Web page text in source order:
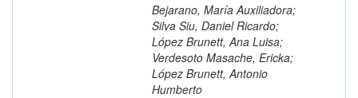
Bejarano, María Auxiliadora;
Silva Siu, Daniel Ricardo;
López Brunett, Ana Luisa;
Verdesoto Masache, Ericka;
López Brunett, Antonio
Humberto